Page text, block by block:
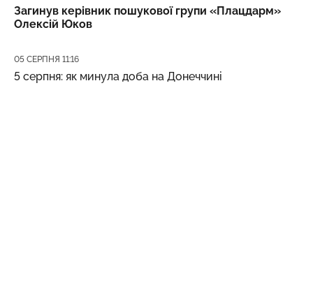
Загинув керівник пошукової групи «Плацдарм»
Олексій Юков
Дата публікації
05 СЕРПНЯ 11:16
5 серпня: як минула доба на Донеччині